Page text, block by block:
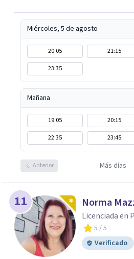
Miércoles, 5 de agosto
20:05 21:15
23:35
Mañana
19:05 20:15
22:35
23:45
Anterior Más días
11 Norma
Licenciada en
5 / 5
Verificado